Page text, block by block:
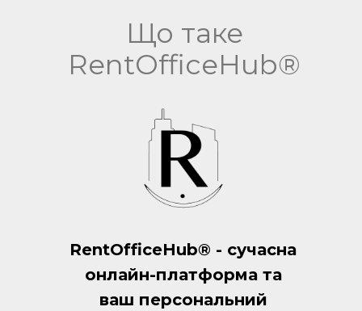
RentOfficeHub® - сучасна
онлайн-платформа та
ваш персональний
Що таке
RentOfficeHub®